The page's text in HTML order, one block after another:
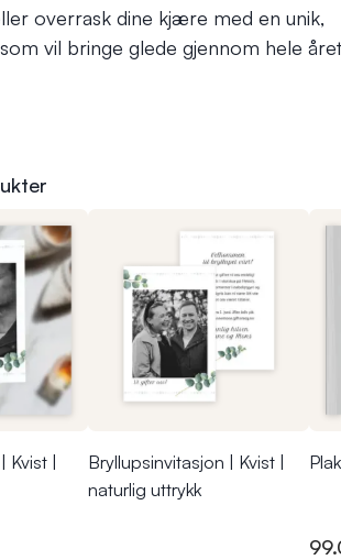
overrask dine kjære med en unik,
vil bringe glede gjennom hele
|
Bryllupsinvitasjon | Kvist |
naturlig uttrykk